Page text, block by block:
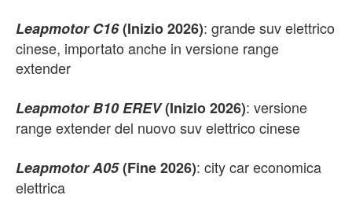
Leapmotor C16(Inizio 2026): grande suv elettrico
cinese, importato anche in versione range
extender
Leapmotor B10 EREV(Inizio 2026): versione
range extender del nuovo suv elettrico cinese
Leapmotor A05(Fine 2026): city car economica
elettrica